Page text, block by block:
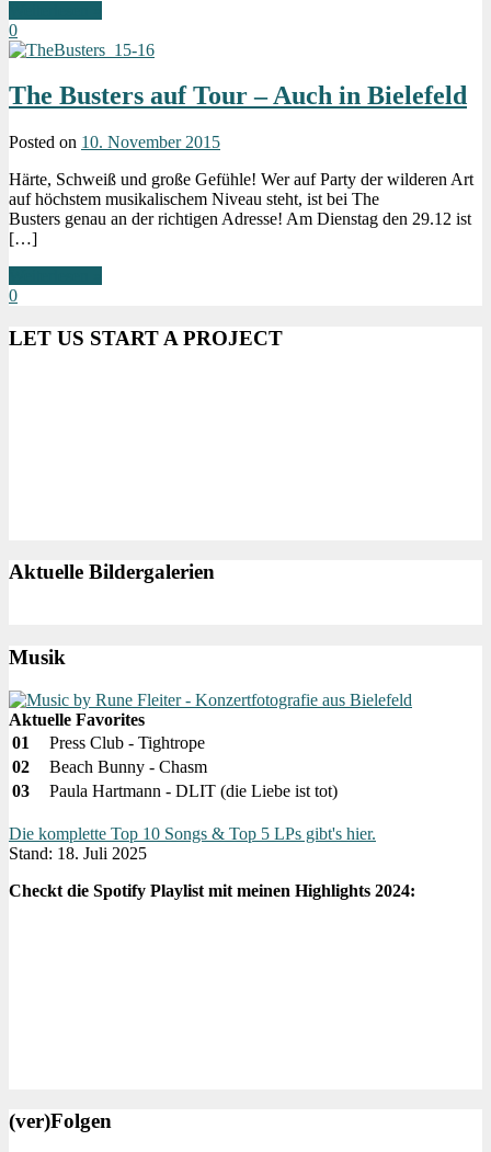
0
The Busters auf Tour – Auch in Bielefeld
Posted on 10. November 2015
Härte, Schweiß und große Gefühle! Wer auf Party der wilderen Art
auf höchstem musikalischem Niveau steht, ist bei The
Busters genau an der richtigen Adresse! Am Dienstag den 29.12 ist
[…]
0
LET US START A PROJECT
Aktuelle Bildergalerien
Musik
Aktuelle Favorites
01
Press Club - Tightrope
02
Beach Bunny - Chasm
03
Paula Hartmann - DLIT (die Liebe ist tot)
Die komplette Top 10 Songs & Top 5 LPs gibt's hier.
Stand: 18. Juli 2025
Checkt die Spotify Playlist mit meinen Highlights 2024:
(ver)Folgen